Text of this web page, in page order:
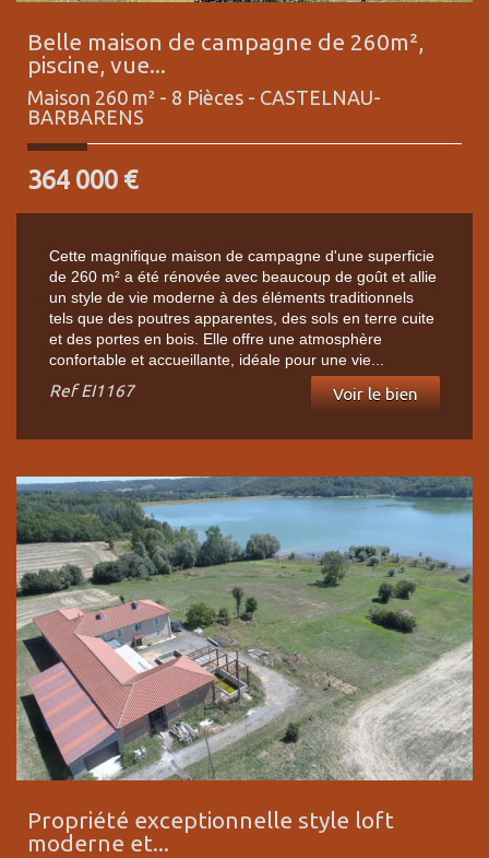
Belle maison de campagne de 260m²,
piscine, vue...
Maison 260 m² - 8 Pièces - CASTELNAU-
BARBARENS
364 000 €
Cette magnifique maison de campagne d'une superficie
de 260 m² a été rénovée avec beaucoup de goût et allie
un style de vie moderne à des éléments traditionnels
tels que des poutres apparentes, des sols en terre cuite
et des portes en bois. Elle offre une atmosphère
confortable et accueillante, idéale pour une vie...
RefEI1167 Voir le bien
Propriété exceptionnelle style loft
moderne et...